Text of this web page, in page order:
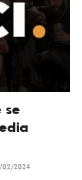
se
02/2024